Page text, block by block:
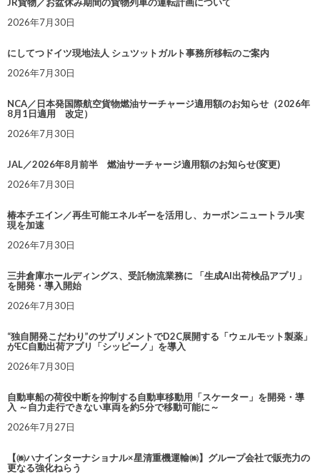
JR貨物／お盆休み期間の貨物列車の運転計画について
2026年7月30日
にしてつドイツ現地法人 シュツットガルト事務所移転のご案内
2026年7月30日
NCA／日本発国際航空貨物燃油サーチャージ適用額のお知らせ（2026年
8月1日適用 改定）
2026年7月30日
JAL／2026年8月前半 燃油サーチャージ適用額のお知らせ(変更)
2026年7月30日
椿本チエイン／再生可能エネルギーを活用し、カーボンニュートラル実
現を加速
2026年7月30日
三井倉庫ホールディングス、受託物流業務に 「生成AI出荷検品アプリ」
を開発・導入開始
2026年7月30日
“独自開発こだわり”のサプリメントでD2C展開する「ウェルモット製薬」
がEC自動出荷アプリ「シッピーノ」を導入
2026年7月30日
自動車船の荷役中断を抑制する自動車移動用「スケーター」を開発・導
入 ～自力走行できない車両を約5分で移動可能に～
2026年7月27日
【㈱ハナインターナショナル×星清重機運輸㈱】グループ会社で販売力の
更なる強化ねらう